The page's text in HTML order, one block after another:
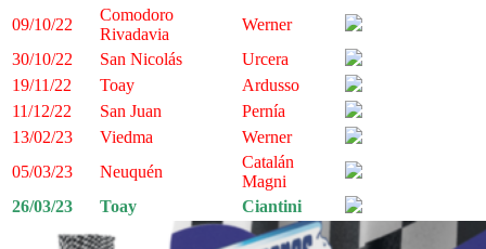
09/10/22
Comodoro
Rivadavia
Werner
30/10/22
San Nicolás
Urcera
19/11/22
Toay
Ardusso
11/12/22
San Juan
Pernía
13/02/23
Viedma
Werner
05/03/23
Neuquén
Catalán
Magni
26/03/23
Toay Ciantini